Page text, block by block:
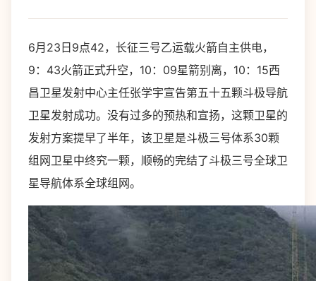
6月23日9点42，长征三号乙运载火箭自主供电，
9：43火箭正式升空，10：09星箭别离，10：15西
昌卫星发射中心主任张学宇宣告第五十五颗斗极导航
卫星发射成功。没有过多的预热和宣扬，这颗卫星的
发射方案提早了半年，该卫星是斗极三号体系30颗
组网卫星中终究一颗，顺畅的完结了斗极三号全球卫
星导航体系全球组网。